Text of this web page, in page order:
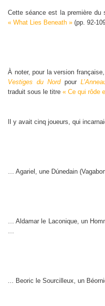
Cette séance est la première du
« What Lies Beneath » (pp. 92-
À noter, pour la version
Vestiges du Nordpour
traduit sous le titre « Ce qui rôde
Il y avait cinq joueurs, qui
… Agariel, une Dúnedain
… Aldamar le Laconique, un
…
... Beoric le Sourcilleux, un